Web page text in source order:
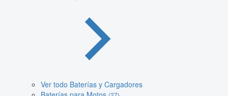
Ver todo Baterías y Cargadores